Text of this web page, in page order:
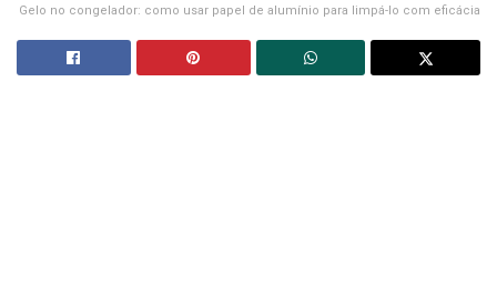
Gelo no congelador: como usar papel de alumínio para limpá-lo com eficácia